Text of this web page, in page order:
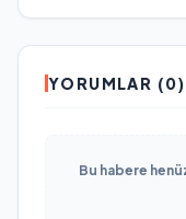
YORUMLAR (0)
Bu habere